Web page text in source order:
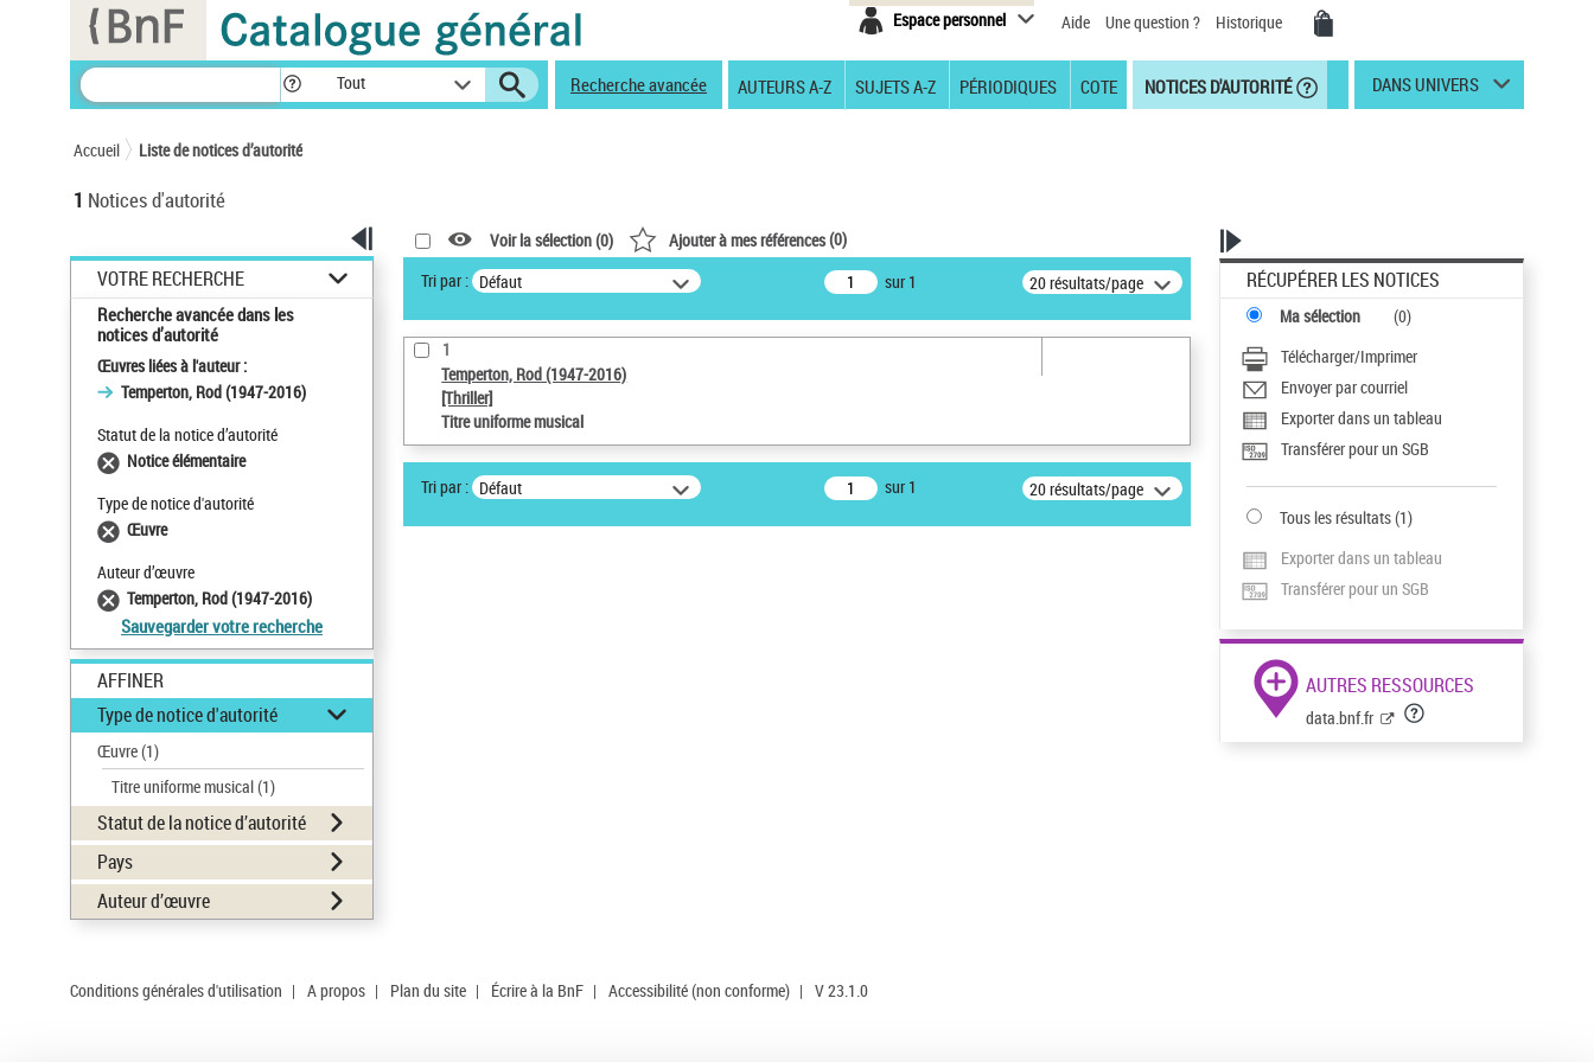
Espace personnel Aide Une question ? Historique
Tout Recherche avancée AUTEURS A-Z SUJETS A-Z PÉRIODIQUES COTE NOTICES D'AUTORITÉ DANS UNIVERS
Accueil Liste de notices d’autorité
1 Notices d'autorité
VOTRE RECHERCHE
Recherche avancée dans les
notices d’autorité
Œuvres liées à l'auteur :
Temperton, Rod (1947-2016)
Statut de la notice d’autorité
Notice élémentaire
Type de notice d'autorité
Œuvre
Auteur d’œuvre
Temperton, Rod (1947-2016)
Sauvegarder votre recherche
AFFINER
Type de notice d'autorité
Œuvre(1)
Titre uniforme musical(1)
Statut de la notice d’autorité
Pays
Auteur d’œuvre
Voir la sélection (0) Ajouter à mes références(0)
Tri par : Défaut sur 1 20 résultats/page
1
Temperton, Rod (1947-2016)
[Thriller]
Titre uniforme musical
Tri par : Défaut sur 1 20 résultats/page
RÉCUPÉRER LES NOTICES
Ma sélection (0)
Télécharger/Imprimer
Envoyer par courriel
Exporter dans un tableau
Transférer pour un SGB
Tous les résultats(1)
Exporter dans un tableau
Transférer pour un SGB
AUTRES RESSOURCES
data.bnf.fr
Conditions générales d'utilisation | A propos | Plan du site | Écrire à la BnF | Accessibilité (non conforme) | V 23.1.0
Panneau de gestion des cookies